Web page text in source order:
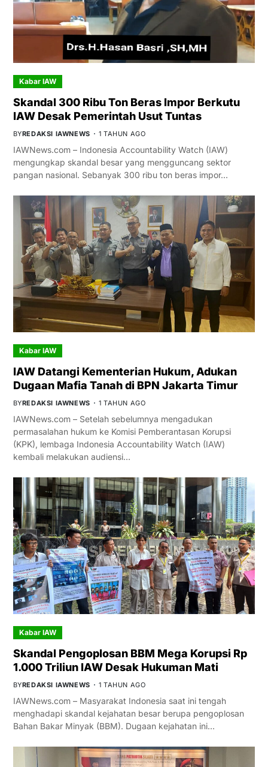
Kabar IAW
Skandal 300 Ribu Ton Beras Impor Berkutu
IAW Desak Pemerintah Usut Tuntas
BYREDAKSI IAWNEWS 1 TAHUN AGO
IAWNews.com – Indonesia Accountability Watch (IAW)
mengungkap skandal besar yang mengguncang sektor
pangan nasional. Sebanyak 300 ribu ton beras impor…
Kabar IAW
IAW Datangi Kementerian Hukum, Adukan
Dugaan Mafia Tanah di BPN Jakarta Timur
BYREDAKSI IAWNEWS 1 TAHUN AGO
IAWNews.com – Setelah sebelumnya mengadukan
permasalahan hukum ke Komisi Pemberantasan Korupsi
(KPK), lembaga Indonesia Accountability Watch (IAW)
kembali melakukan audiensi…
Kabar IAW
Skandal Pengoplosan BBM Mega Korupsi Rp
1.000 Triliun IAW Desak Hukuman Mati
BYREDAKSI IAWNEWS 1 TAHUN AGO
IAWNews.com – Masyarakat Indonesia saat ini tengah
menghadapi skandal kejahatan besar berupa pengoplosan
Bahan Bakar Minyak (BBM). Dugaan kejahatan ini…